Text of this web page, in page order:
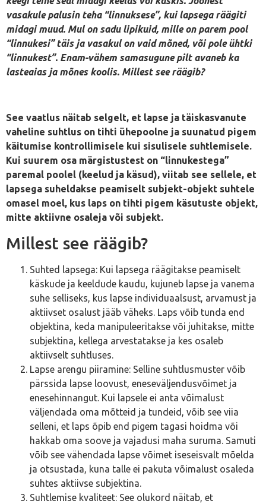
vasakule palusin teha “linnuksese”, kui lapsega räägiti
midagi muud. Mul on sadu lipikuid, mille on parem pool
“linnukesi” täis ja vasakul on vaid mõned, või pole ühtki
“linnukest”. Enam-vähem samasugune pilt avaneb ka
lasteaias ja mõnes koolis. Millest see räägib?
See vaatlus näitab selgelt, et lapse ja täiskasvanute
vaheline suhtlus on tihti ühepoolne ja suunatud pigem
käitumise kontrollimisele kui sisulisele suhtlemisele.
Kui suurem osa märgistustest on “linnukestega”
paremal poolel (keelud ja käsud), viitab see sellele, et
lapsega suheldakse peamiselt subjekt-objekt suhtele
omasel moel, kus laps on tihti pigem käsutuste objekt,
mitte aktiivne osaleja või subjekt.
Millest see räägib?
Suhted lapsega: Kui lapsega räägitakse peamiselt
käskude ja keeldude kaudu, kujuneb lapse ja vanema
suhe selliseks, kus lapse individuaalsust, arvamust ja
aktiivset osalust jääb väheks. Laps võib tunda end
objektina, keda manipuleeritakse või juhitakse, mitte
subjektina, kellega arvestatakse ja kes osaleb
aktiivselt suhtluses.
Lapse arengu piiramine: Selline suhtlusmuster võib
pärssida lapse loovust, eneseväljendusvõimet ja
enesehinnangut. Kui lapsele ei anta võimalust
väljendada oma mõtteid ja tundeid, võib see viia
selleni, et laps õpib end pigem tagasi hoidma või
hakkab oma soove ja vajadusi maha suruma. Samuti
võib see vähendada lapse võimet iseseisvalt mõelda
ja otsustada, kuna talle ei pakuta võimalust osaleda
suhtes aktiivse subjektina.
Suhtlemise kvaliteet: See olukord näitab, et